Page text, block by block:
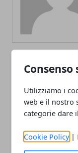
Consenso
Utilizziamo i
web e il nostro
categorie dare
Cookie Policy |
ARTICOLI